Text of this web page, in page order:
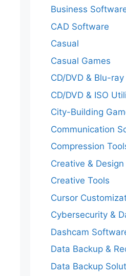
Business
CAD Software
Casual
Casual Games
CD/DVD & Blu-ray
CD/DVD & ISO
City-Building
Communication
Compression
Creative & Design
Creative Tools
Cursor
Cybersecurity &
Dashcam
Data Backup &
Data Backup